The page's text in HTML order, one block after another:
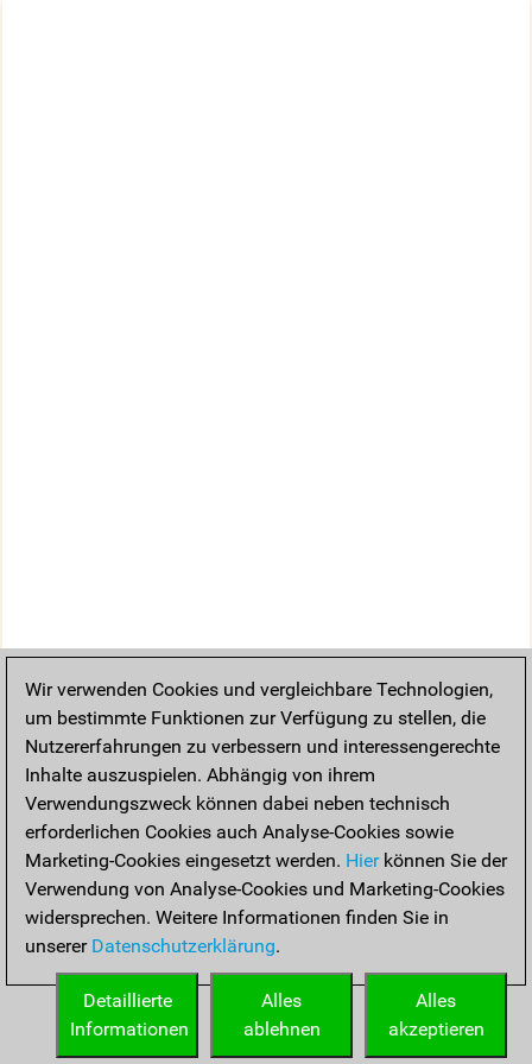
Wir verwenden Cookies und vergleichbare Technologien,
um bestimmte Funktionen zur Verfügung zu stellen, die
Nutzererfahrungen zu verbessern und interessengerechte
Inhalte auszuspielen. Abhängig von ihrem
Verwendungszweck können dabei neben technisch
erforderlichen Cookies auch Analyse-Cookies sowie
Marketing-Cookies eingesetzt werden. Hierkönnen Sie der
Verwendung von Analyse-Cookies und Marketing-Cookies
widersprechen. Weitere Informationen finden Sie in
unserer Datenschutzerklärung.
Alles
akzeptieren
Alles
ablehnen
Detaillierte
Informationen